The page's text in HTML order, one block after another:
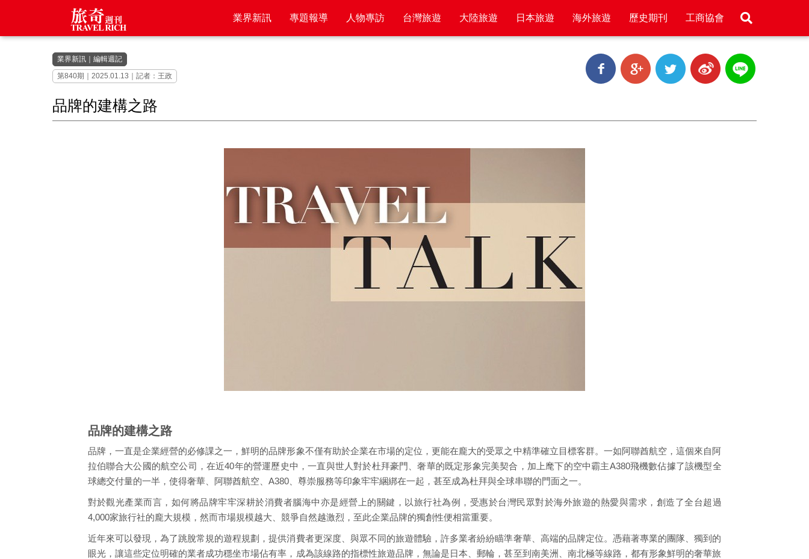
業界新訊 專題報導 人物專訪 台灣旅遊 大陸旅遊 日本旅遊 海外旅遊 歷史期刊 工商協會
業界新訊
編輯週記
第840期｜2025.01.13｜記者：王政
品牌的建構之路
品牌的建構之路
品牌，一直是企業經營的必修課之一，鮮明的品牌形象不僅有助於企業在市場的定位，更能在龐大的受眾之中精準確立目標客群。一如阿聯酋航空，這個來自阿
拉伯聯合大公國的航空公司，在近40年的營運歷史中，一直與世人對於杜拜豪門、奢華的既定形象完美契合，加上麾下的空中霸主A380飛機數佔據了該機型全
球總交付量的一半，使得奢華、阿聯酋航空、A380、尊崇服務等印象牢牢綑綁在一起，甚至成為杜拜與全球串聯的門面之一。
對於觀光產業而言，如何將品牌牢牢深耕於消費者腦海中亦是經營上的關鍵，以旅行社為例，受惠於台灣民眾對於海外旅遊的熱愛與需求，創造了全台超過
4,000家旅行社的龐大規模，然而市場規模越大、競爭自然越激烈，至此企業品牌的獨創性便相當重要。
近年來可以發現，為了跳脫常規的遊程規劃，提供消費者更深度、與眾不同的旅遊體驗，許多業者紛紛瞄準奢華、高端的品牌定位。憑藉著專業的團隊、獨到的
眼光，讓這些定位明確的業者成功穩坐市場佔有率，成為該線路的指標性旅遊品牌，無論是日本、郵輪，甚至到南美洲、南北極等線路，都有形象鮮明的奢華旅